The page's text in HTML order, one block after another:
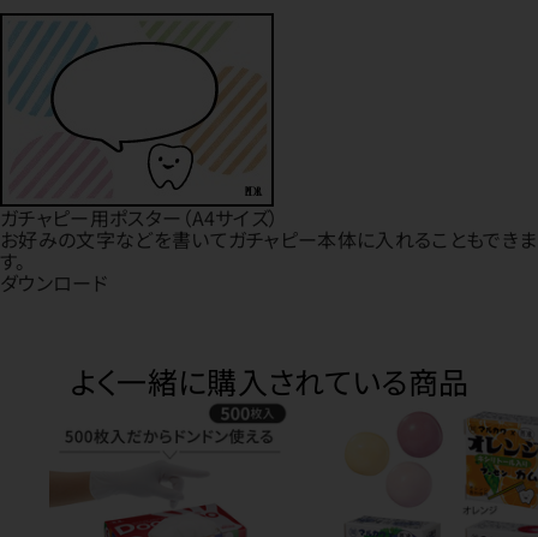
ガチャピー用ポスター（A4サイズ）
お好みの文字などを書いてガチャピー本体に入れることもできま
す。
ダウンロード
よく一緒に購入されている商品